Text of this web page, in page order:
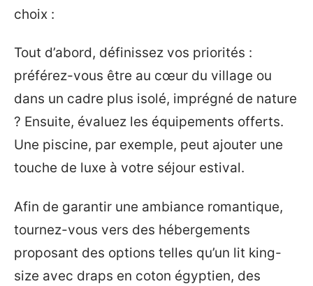
choix :
Tout d’abord, définissez vos priorités :
préférez-vous être au cœur du village ou
dans un cadre plus isolé, imprégné de nature
? Ensuite, évaluez les équipements offerts.
Une piscine, par exemple, peut ajouter une
touche de luxe à votre séjour estival.
Afin de garantir une ambiance romantique,
tournez-vous vers des hébergements
proposant des options telles qu’un lit king-
size avec draps en coton égyptien, des